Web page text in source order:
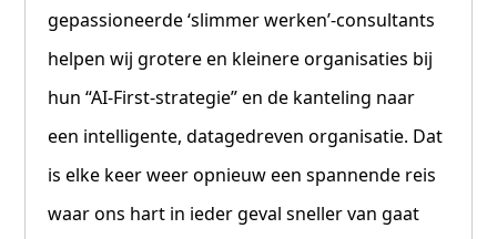
gepassioneerde ‘slimmer werken’-consultants
helpen wij grotere en kleinere organisaties bij
hun “AI-First-strategie” en de kanteling naar
een intelligente, datagedreven organisatie. Dat
is elke keer weer opnieuw een spannende reis
waar ons hart in ieder geval sneller van gaat